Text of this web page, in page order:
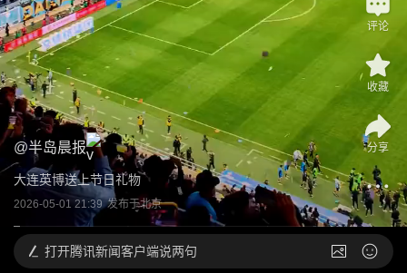
@半岛晨报
大连英博送上节日礼物
2026-05-01 21:39 发布于北京
评论
收藏
分享
打开腾讯新闻客户端说两句